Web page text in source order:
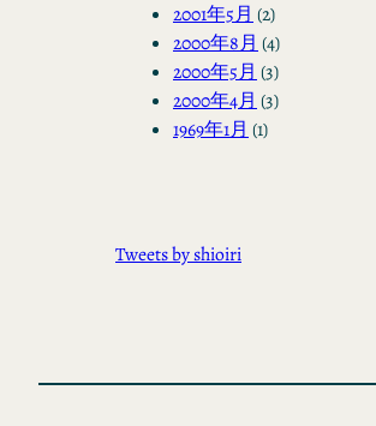
2001年5月 (2)
2000年8月 (4)
2000年5月 (3)
2000年4月 (3)
1969年1月 (1)
Tweets by shioiri